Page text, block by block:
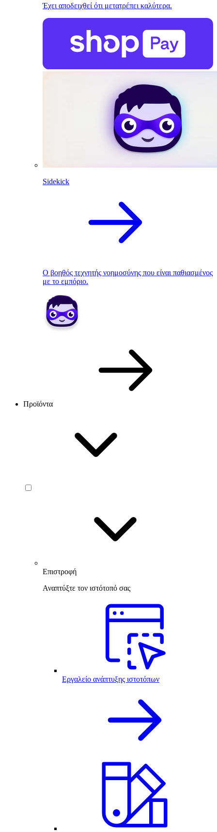
Έχει αποδειχθεί ότι μετατρέπει καλύτερα.
Sidekick
Ο βοηθός τεχνητής νοημοσύνης που είναι παθιασμένος
με το εμπόριο.
Προϊόντα
Επιστροφή
Αναπτύξτε τον ιστότοπό σας
Εργαλείο ανάπτυξης ιστοτόπων